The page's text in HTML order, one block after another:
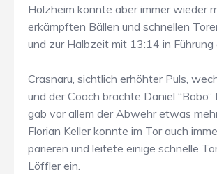
Holzheim konnte aber immer wieder
erkämpften Bällen und schnellen
und zur Halbzeit mit 13:14 in Führung
Crasnaru, sichtlich erhöhter Puls,
und der Coach brachte Daniel “Bobo”
gab vor allem der Abwehr etwas
Florian Keller konnte im Tor auch
parieren und leitete einige schnelle
Löffler ein.